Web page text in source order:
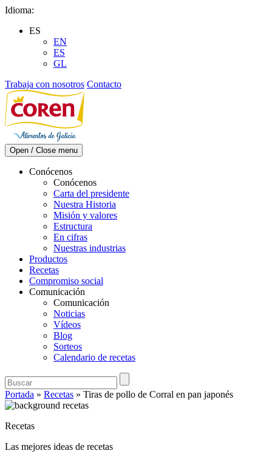
Skip
content
Idioma:
ES
EN
ES
GL
Trabaja con nosotros Contacto
Open / Close menu
Conócenos
Conócenos
Carta del presidente
Nuestra Historia
Misión y valores
Estructura
En cifras
Nuestras industrias
Productos
Recetas
Compromiso social
Comunicación
Comunicación
Noticias
Vídeos
Blog
Sorteos
Calendario de recetas
Portada » Recetas » Tiras de pollo de Corral en pan japonés
Recetas
Las mejores ideas de recetas